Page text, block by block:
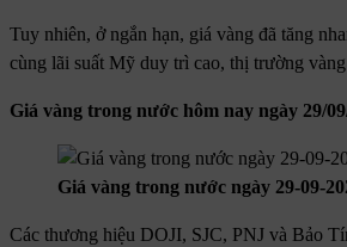
Tuy nhiên, ở ngắn hạn, giá vàng đã tăng
cùng lãi suất Mỹ duy trì cao, thị trường
Giá vàng trong nước hôm nay ngày 29/
Giá vàng trong nước ngày 29-09-
Các thương hiệu DOJI, SJC, PNJ và Bảo